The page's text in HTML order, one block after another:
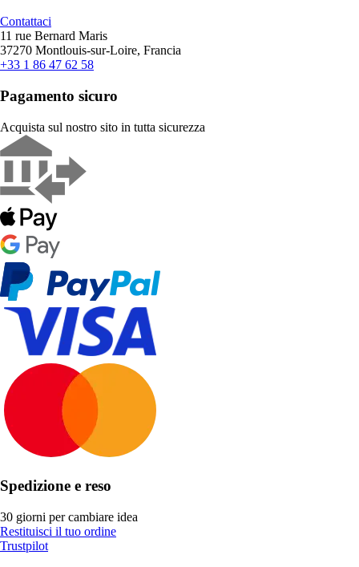
Contattaci
11 rue Bernard Maris
37270 Montlouis-sur-Loire, Francia
+33 1 86 47 62 58
Pagamento sicuro
Acquista sul nostro sito in tutta sicurezza
Spedizione e reso
30 giorni per cambiare idea
Restituisci il tuo ordine
Trustpilot